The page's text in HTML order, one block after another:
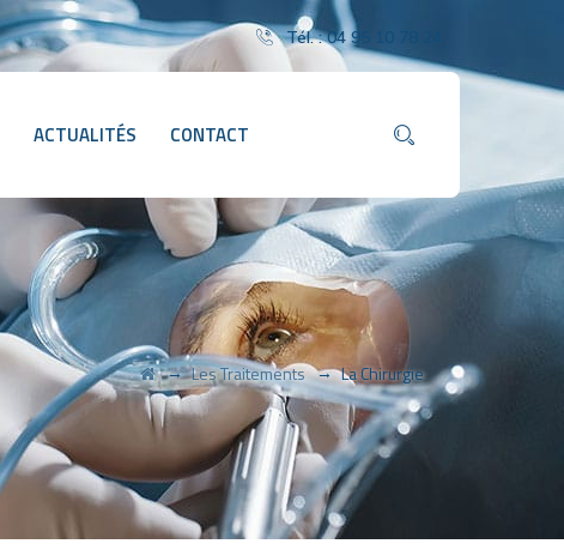
Tél. :04 95 10 78 24
ACTUALITÉS CONTACT
→Les Traitements→La Chirurgie